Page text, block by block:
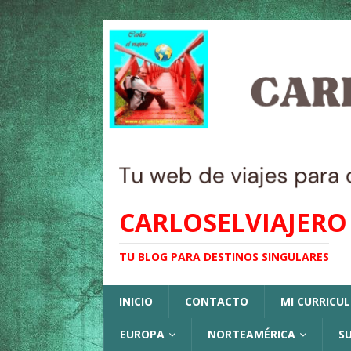
CARLOSELVIAJERO
TU BLOG PARA DESTINOS SINGULARES
INICIO CONTACTO MI
EUROPA NORTEAMÉRICA